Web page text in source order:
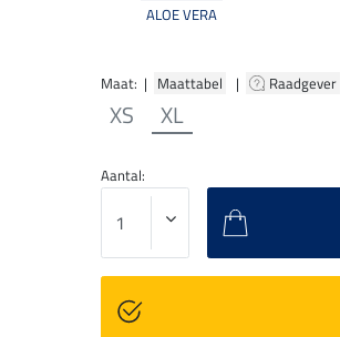
ALOE VERA
Maat: | Maattabel | Raadgever
XS XL
Aantal: